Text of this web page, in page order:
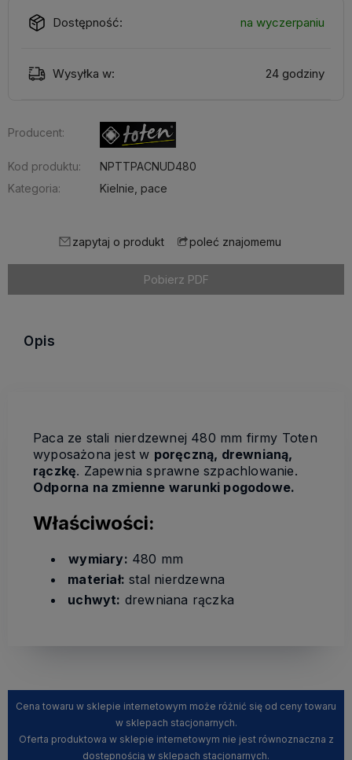
Dostępność: na wyczerpaniu
Wysyłka w: 24 godziny
Producent:
Kod produktu:
NPTTPACNUD480
Kategoria:
Kielnie, pace
zapytaj o produkt poleć znajomemu
Pobierz PDF
Opis
Paca ze stali nierdzewnej 480 mm firmy Toten
wyposażona jest w poręczną, drewnianą,
rączkę. Zapewnia sprawne szpachlowanie.
Odporna na zmienne warunki pogodowe.
Właściwości:
wymiary: 480 mm
materiał: stal nierdzewna
uchwyt: drewniana rączka
Cena towaru w sklepie internetowym może różnić się od ceny towaru
w sklepach stacjonarnych.
Oferta produktowa w sklepie internetowym nie jest równoznaczna z
dostępnością w sklepach stacjonarnych.